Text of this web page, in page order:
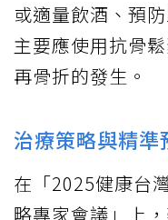
或適量飲酒、預
主要應使用抗骨
再骨折的發生。
治療策略與精準
在「2025健康台
略專家會議」上